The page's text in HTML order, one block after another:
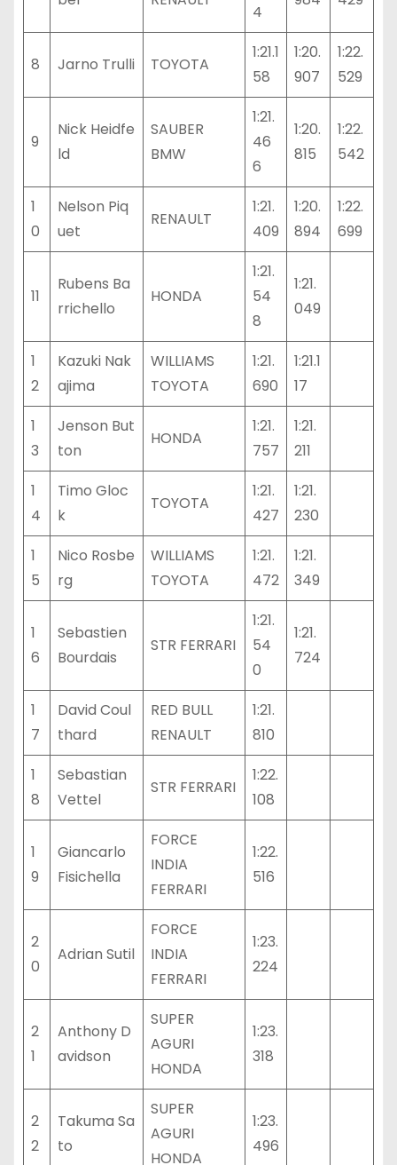
4
8 Jarno Trulli TOYOTA
1:21.1
58
1:20.
907
1:22.
529
9
Nick Heidfe
ld
SAUBER
BMW
1:21.
46
6
1:20.
815
1:22.
542
1
0
Nelson Piq
uet
RENAULT
1:21.
409
1:20.
894
1:22.
699
11
Rubens Ba
rrichello
HONDA
1:21.
54
8
1:21.
049
1
2
Kazuki Nak
ajima
WILLIAMS
TOYOTA
1:21.
690
1:21.1
17
1
3
Jenson But
ton
HONDA
1:21.
757
1:21.
211
1
4
Timo Gloc
k
TOYOTA
1:21.
427
1:21.
230
1
5
Nico Rosbe
rg
WILLIAMS
TOYOTA
1:21.
472
1:21.
349
1
6
Sebastien
Bourdais
STR FERRARI
1:21.
54
0
1:21.
724
1
7
David Coul
thard
RED BULL
RENAULT
1:21.
810
1
8
Sebastian
Vettel
STR FERRARI
1:22.
108
1
9
Giancarlo
Fisichella
FORCE
INDIA
FERRARI
1:22.
516
2
0
Adrian Sutil
FORCE
INDIA
FERRARI
1:23.
224
2
1
Anthony D
avidson
SUPER
AGURI
HONDA
1:23.
318
2
2
Takuma Sa
to
SUPER
AGURI
HONDA
1:23.
496